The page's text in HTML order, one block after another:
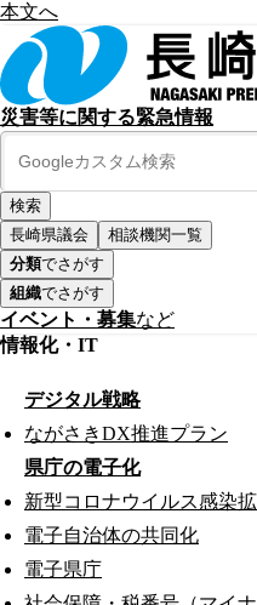
本文へ
災害等に関する緊急情報
長崎県議会
相談機関一覧
分類でさがす
組織でさがす
イベント・募集など
情報化・IT
デジタル戦略
ながさきDX推進プラン
県庁の電子化
新型コロナウイルス感染
電子自治体の共同化
電子県庁